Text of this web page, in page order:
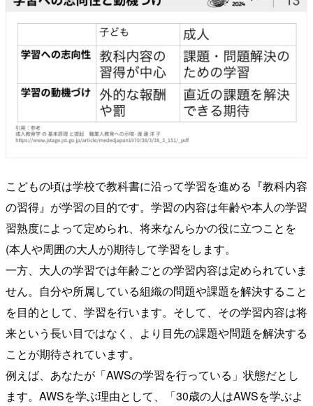
こどもの頃は学校で教科書に沿って学習を進める『教科内容
の習得』が学習の目的です。学習の内容は年齢や本人の学習
習熟度によって定められ、将来なんらかの役に立つことを
(本人や周囲の大人が)期待して学習をします。
一方、大人の学習では年齢ごとの学習内容は定められていま
せん。自分や所属している組織の問題や課題を解決すること
を目的として、学習を行います。そして、その学習内容は将
来という長い目ではなく、より目先の課題や問題を解決する
ことが期待されています。
例えば、あなたが「AWSの学習を行っている」状態だとし
ます。AWSを学ぶ理由として、「30歳の人はAWSを学ぶよ